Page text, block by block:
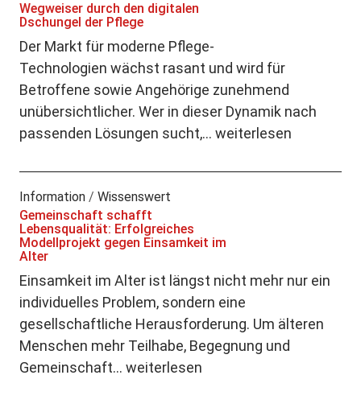
Wegweiser durch den digitalen
Dschungel der Pflege
Der Markt für moderne Pflege-
Technologien wächst rasant und wird für
Betroffene sowie Angehörige zunehmend
unübersichtlicher. Wer in dieser Dynamik nach
passenden Lösungen sucht,… weiterlesen
Information/ Wissenswert
Gemeinschaft schafft
Lebensqualität: Erfolgreiches
Modellprojekt gegen Einsamkeit im
Alter
Einsamkeit im Alter ist längst nicht mehr nur ein
individuelles Problem, sondern eine
gesellschaftliche Herausforderung. Um älteren
Menschen mehr Teilhabe, Begegnung und
Gemeinschaft… weiterlesen